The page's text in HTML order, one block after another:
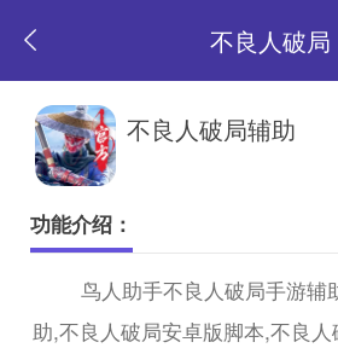
不良人破局
返 不良人破局辅助
功能介绍：
鸟人助手不良人破局手游辅
助,不良人破局安卓版脚本,不良